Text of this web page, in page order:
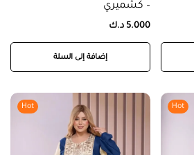
– كشميري
5.000 د.ك
إضافة إلى السلة
Hot
Hot